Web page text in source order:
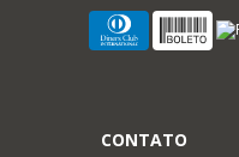
CONTATO